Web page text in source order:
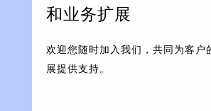
和业务扩展
欢迎您随时加入我们，共同为客户
展提供支持。